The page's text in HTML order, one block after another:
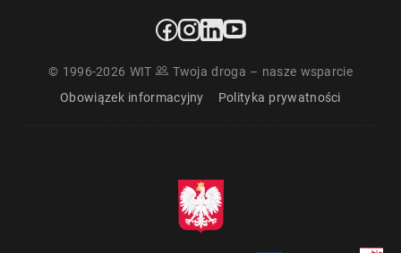
© 1996-2026 WIT
Twoja droga – nasze wsparcie
Obowiązek informacyjny
Polityka prywatności